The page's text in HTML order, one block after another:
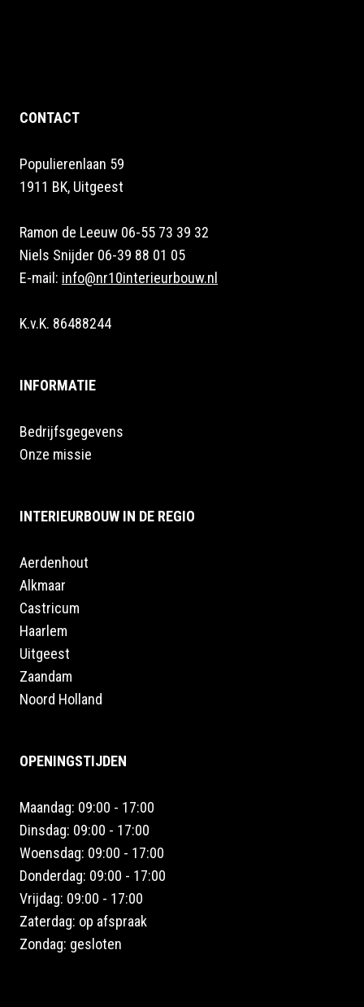
CONTACT
Populierenlaan 59
1911 BK, Uitgeest
Ramon de Leeuw 06-55 73 39 32
Niels Snijder 06-39 88 01 05
E-mail: info@nr10interieurbouw.nl
K.v.K. 86488244
INFORMATIE
Bedrijfsgegevens
Onze missie
INTERIEURBOUW IN DE REGIO
Aerdenhout
Alkmaar
Castricum
Haarlem
Uitgeest
Zaandam
Noord Holland
OPENINGSTIJDEN
Maandag: 09:00 - 17:00
Dinsdag: 09:00 - 17:00
Woensdag: 09:00 - 17:00
Donderdag: 09:00 - 17:00
Vrijdag: 09:00 - 17:00
Zaterdag: op afspraak
Zondag: gesloten